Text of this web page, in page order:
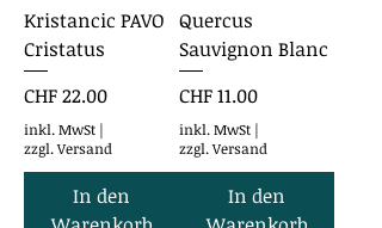
Kristancic PAVO
Cristatus
Preis
CHF 22.00
inkl. MwSt |
zzgl. Versand
In den
Quercus
Sauvignon Blanc
Preis
CHF 11.00
inkl. MwSt |
zzgl. Versand
In den